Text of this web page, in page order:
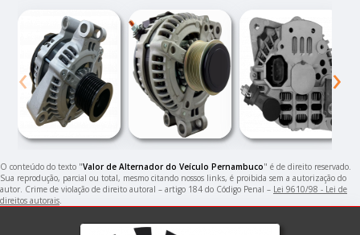
‹ ›
O conteúdo do texto "Valor de Alternador do Veículo Pernambuco" é de direito reservado.
Sua reprodução, parcial ou total, mesmo citando nossos links, é proibida sem a autorização do
autor. Crime de violação de direito autoral – artigo 184 do Código Penal – Lei 9610/98 - Lei de
direitos autorais.